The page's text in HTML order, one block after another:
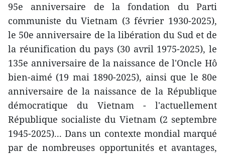
95e anniversaire de la fondation du Parti
communiste du Vietnam (3 février 1930-2025),
le 50e anniversaire de la libération du Sud et de
la réunification du pays (30 avril 1975-2025), le
135e anniversaire de la naissance de l'Oncle Hô
bien-aimé (19 mai 1890-2025), ainsi que le 80e
anniversaire de la naissance de la République
démocratique du Vietnam - l'actuellement
République socialiste du Vietnam (2 septembre
1945-2025)... Dans un contexte mondial marqué
par de nombreuses opportunités et avantages,